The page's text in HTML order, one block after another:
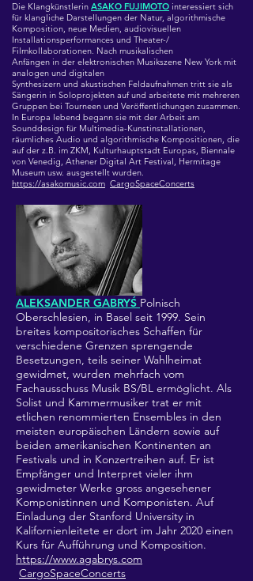
Die Klangkünstlerin ASAKO FUJIMOTO interessiert sich
für klangliche Darstellungen der Natur, algorithmische
Komposition, neue Medien, audiovisuellen
Installationsperformances und Theater-/
Filmkollaborationen. Nach musikalischen
Anfängen in der elektronischen Musikszene New York mit
analogen und digitalen
Synthesizern und akustischen Feldaufnahmen tritt sie als
Sängerin in Soloprojekten auf und arbeitete mit mehreren
Gruppen bei Tourneen und Veröffentlichungen zusammen.
In Europa lebend begann sie mit der Arbeit am
Sounddesign für Multimedia-Kunstinstallationen,
räumliches Audio und algorithmische Kompositionen, die
auf der z.B. im ZKM, Kulturhauptstadt Europas, Biennale
von Venedig, Athener Digital Art Festival, Hermitage
Museum usw. ausgestellt wurden.
https://asakomusic.com CargoSpaceConcerts
ALEKSANDER GABRYŚ Polnisch
Oberschlesien, in Basel seit 1999. Sein
breites kompositorisches Schaffen für
verschiedene Grenzen sprengende
Besetzungen, teils seiner Wahlheimat
gewidmet, wurden mehrfach vom
Fachausschuss Musik BS/BL ermöglicht. Als
Solist und Kammermusiker trat er mit
etlichen renommierten Ensembles in den
meisten europäischen Ländern sowie auf
beiden amerikanischen Kontinenten an
Festivals und in Konzertreihen auf. Er ist
Empfänger und Interpret vieler ihm
gewidmeter Werke gross angesehener
Komponistinnen und Komponisten. Auf
Einladung der Stanford University in
Kalifornienleitete er dort im Jahr 2020 einen
Kurs für Aufführung und Komposition.
https://www.agabrys.com
CargoSpaceConcerts